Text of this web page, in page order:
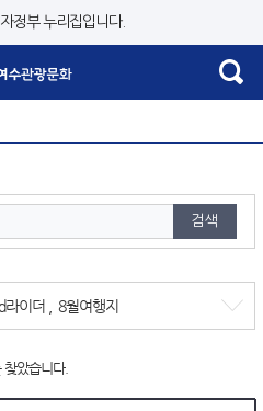
정부 누리집입니다.
라이더 8월여행지
았습니다.